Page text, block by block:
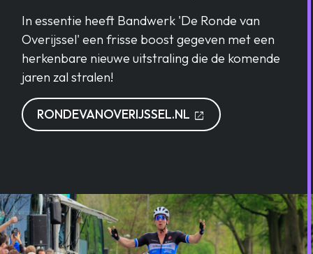
In essentie heeft Bandwerk 'De Ronde van
Overijssel' een frisse boost gegeven met een
herkenbare nieuwe uitstraling die de komende
jaren zal stralen!
RONDEVANOVERIJSSEL.NL open_in_new OPENT IN EEN